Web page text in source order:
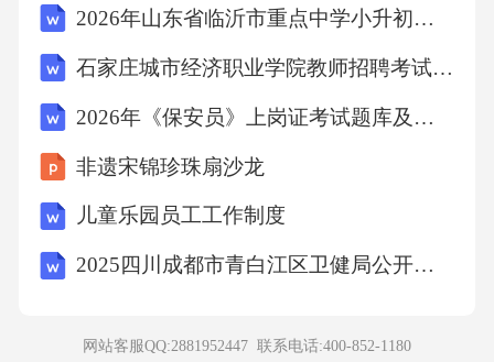
D、兵家的代表人物是孙武
【答案】：C法家的代表人物有韩非子、李斯、
商鞅等，墨子是墨家的代表人物。故选C。
造成的环境污染物，与人工污染物相对。自然
2026年山东省临沂市重点中学小升初英语考试试卷及答案
石家庄城市经济职业学院教师招聘考试笔试试题及答案
2026年《保安员》上岗证考试题库及答案
非遗宋锦珍珠扇沙龙
儿童乐园员工工作制度
2025四川成都市青白江区卫健局公开招募医疗卫生辅助岗人员48人笔试历年典型考题及考点剖析附带答案详解试卷2套
网站客服QQ:2881952447 联系电话:400-852-1180